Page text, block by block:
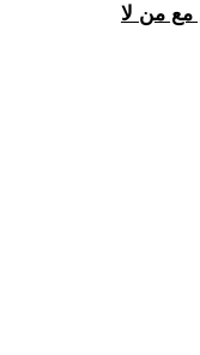
مع من لا